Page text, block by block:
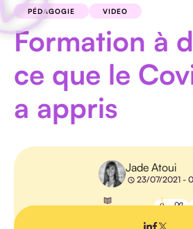
ET
NDA
CERTIFICATION
HANDICAP
LEARNING
PÉDAGOGIE VIDEO
Formation à
ce que le
a appris
Jade Atoui
23/07/2021 -
Temps de lecture : 4 min 0